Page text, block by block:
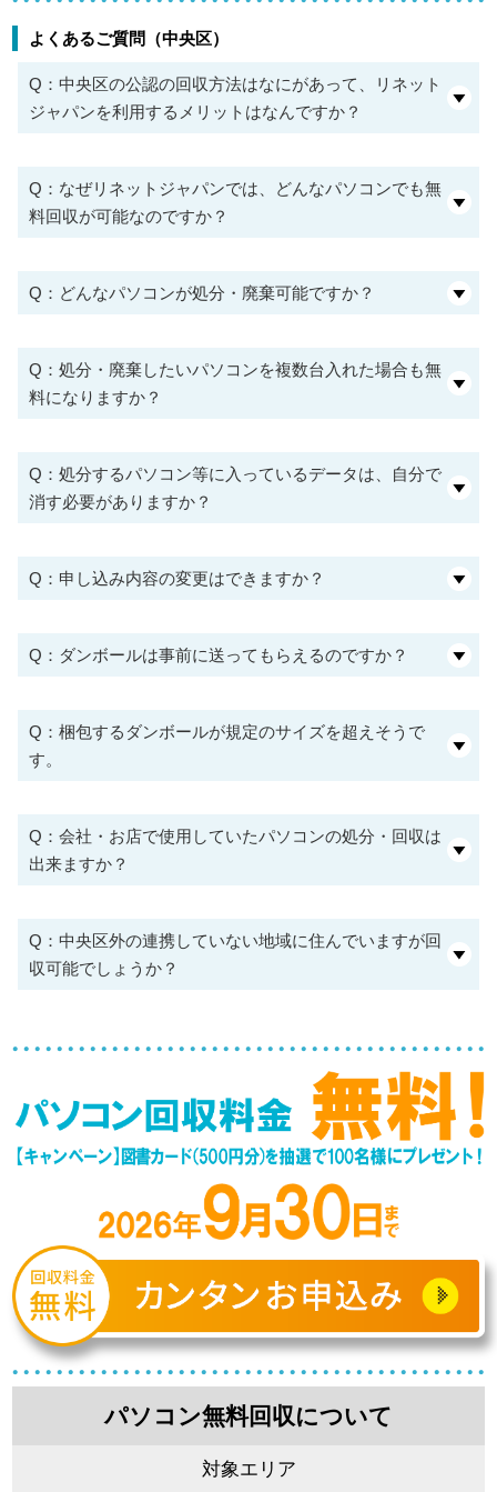
よくあるご質問（中央区）
Q：中央区の公認の回収方法はなにがあって、リネット
ジャパンを利用するメリットはなんですか？
Q：なぜリネットジャパンでは、どんなパソコンでも無
料回収が可能なのですか？
Q：どんなパソコンが処分・廃棄可能ですか？
Q：処分・廃棄したいパソコンを複数台入れた場合も無
料になりますか？
Q：処分するパソコン等に入っているデータは、自分で
消す必要がありますか？
Q：申し込み内容の変更はできますか？
Q：ダンボールは事前に送ってもらえるのですか？
Q：梱包するダンボールが規定のサイズを超えそうで
す。
Q：会社・お店で使用していたパソコンの処分・回収は
出来ますか？
Q：中央区外の連携していない地域に住んでいますが回
収可能でしょうか？
パソコン無料回収について
対象エリア